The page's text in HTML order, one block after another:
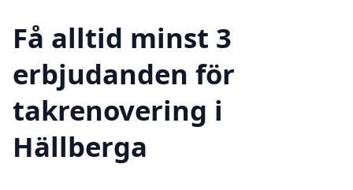
Få alltid minst 3
erbjudanden för
takrenovering i
Hällberga